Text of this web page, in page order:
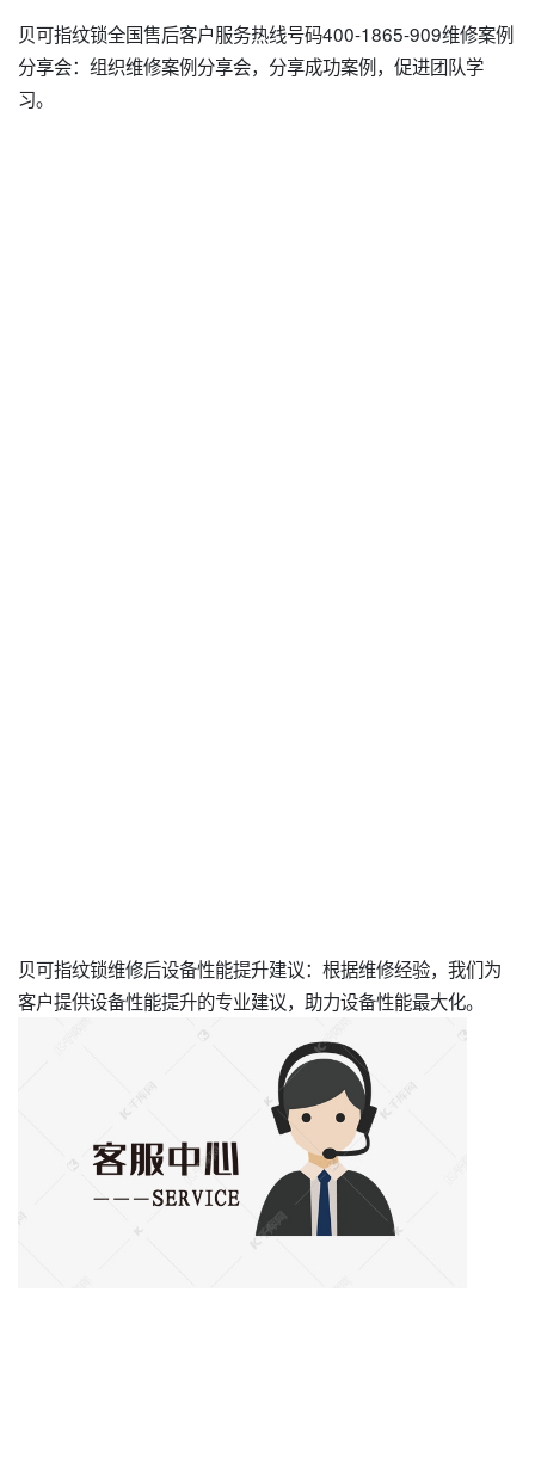
贝可指纹锁全国售后客户服务热线号码400-1865-909维修案例
分享会：组织维修案例分享会，分享成功案例，促进团队学
习。
贝可指纹锁维修后设备性能提升建议：根据维修经验，我们为
客户提供设备性能提升的专业建议，助力设备性能最大化。